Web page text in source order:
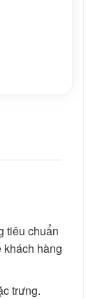
tiêu chuẩn
khách hàng
trưng.